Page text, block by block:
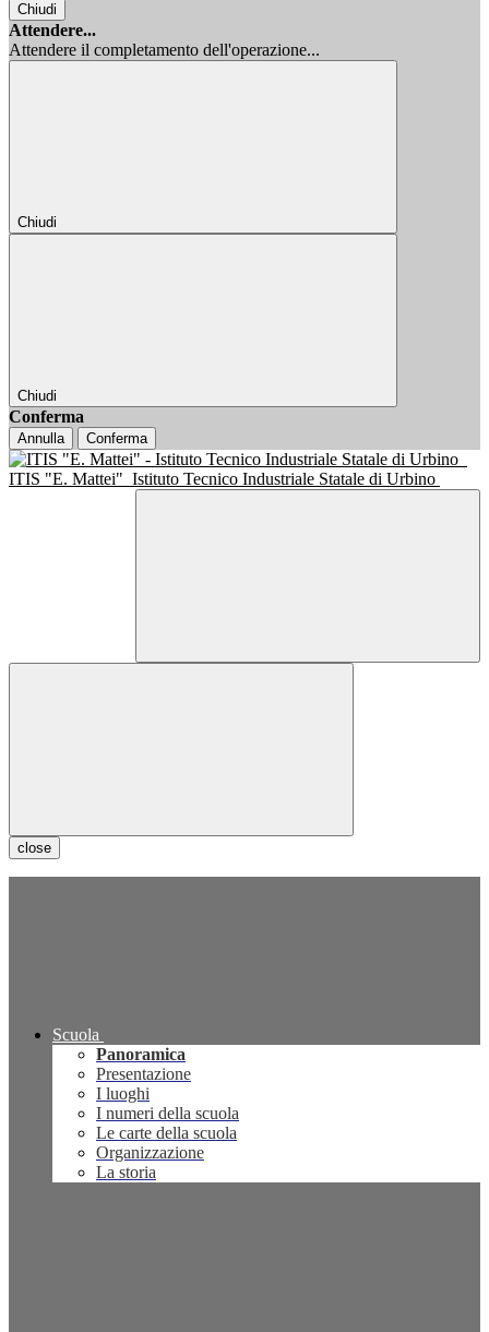
Chiudi
Attendere...
Attendere il completamento dell'operazione...
Chiudi
Chiudi
Conferma
Annulla Conferma
ITIS "E. Mattei" Istituto Tecnico Industriale Statale di Urbino
close
Scuola
Panoramica
Presentazione
I luoghi
I numeri della scuola
Le carte della scuola
Organizzazione
La storia